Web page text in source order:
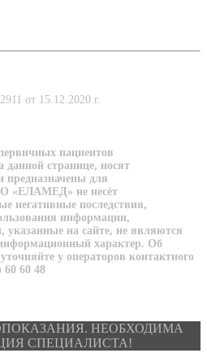
от 15.12.2020 г.
пациентов
странице, носят
для
«ЕЛАМЕД» не несёт
негативные последствия,
информации,
на сайте, не являются
характер. Об
у операторов контактного
60 60 48
НЕОБХОДИМА
СПЕЦИАЛИСТА!